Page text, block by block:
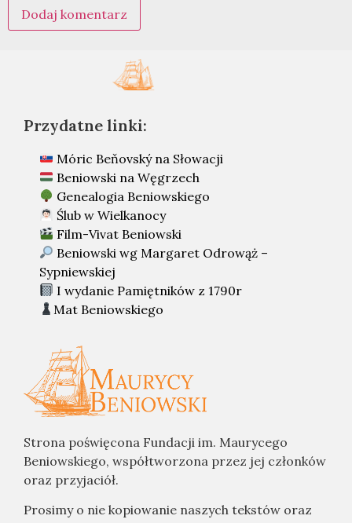
Strona poświęcona Fundacji im. Maurycego
Beniowskiego, współtworzona przez jej członków
oraz przyjaciół.
Prosimy o nie kopiowanie naszych tekstów oraz
Przydatne linki:
Móric Beňovský na Słowacji
Beniowski na Węgrzech
Genealogia Beniowskiego
Ślub w Wielkanocy
Film-Vivat Beniowski
Beniowski wg Margaret Odrowąż –
Sypniewskiej
I wydanie Pamiętników z 1790r
Mat Beniowskiego